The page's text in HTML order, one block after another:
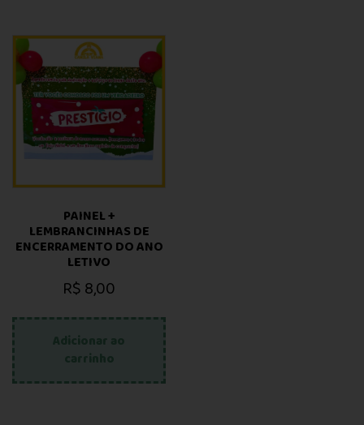
PAINEL +
LEMBRANCINHAS DE
ENCERRAMENTO DO ANO
LETIVO
R$8,00
Adicionar ao
carrinho